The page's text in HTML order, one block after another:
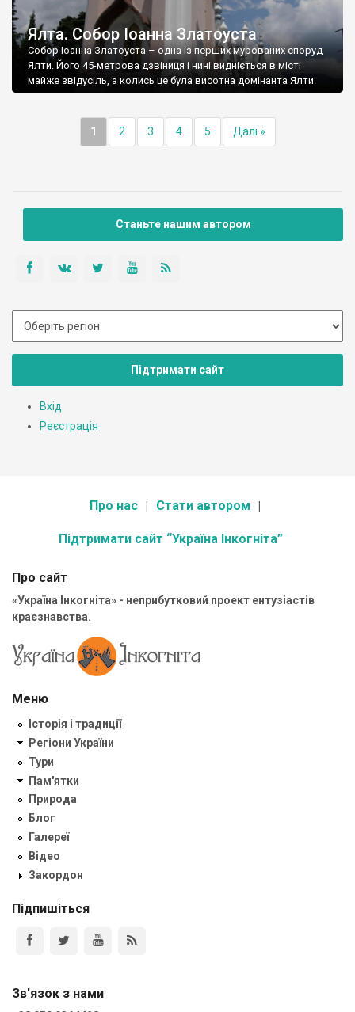
Ялта. Собор Іоанна Златоуста
Собор Іоанна Златоуста – одна із перших мурованих споруд
Ялти. Його 45-метрова дзвіниця і нині видніється в місті
майже звідусіль, а колись це була висотна домінанта Ялти.
1 2 3 4 5 Далі »
Станьте нашим автором
Підтримати сайт
Вхід
Реєстрація
Про нас Стати автором
Підтримати сайт “Україна Інкогніта”
Про сайт
«Україна Інкогніта» - неприбутковий проект ентузіастів
краєзнавства.
Меню
Історія і традиції
Регіони України
Тури
Пам'ятки
Природа
Блог
Галереї
Відео
Закордон
Підпишіться
Зв'язок з нами